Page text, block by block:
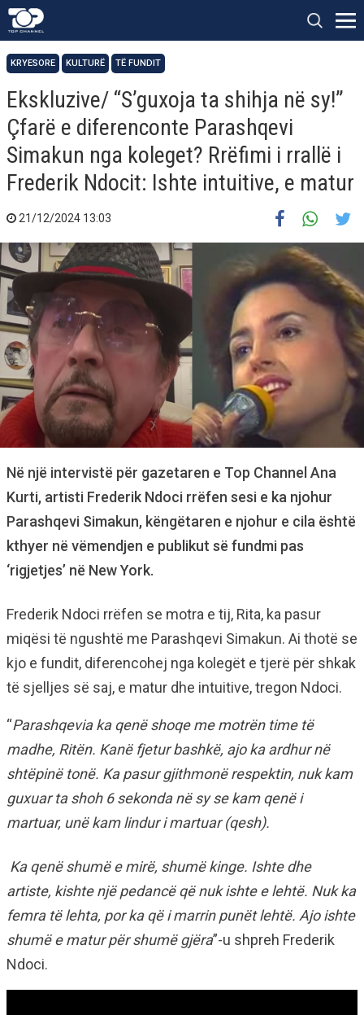
KRYESORE KULTURË TË FUNDIT
Ekskluzive/ “S’guxoja ta shihja në sy!”
Çfarë e diferenconte Parashqevi
Simakun nga koleget? Rrëfimi i rrallë i
Frederik Ndocit: Ishte intuitive, e matur
21/12/2024 13:03
Në një intervistë për gazetaren e Top Channel Ana
Kurti, artisti Frederik Ndoci rrëfen sesi e ka njohur
Parashqevi Simakun, këngëtaren e njohur e cila është
kthyer në vëmendjen e publikut së fundmi pas
‘rigjetjes’ në New York.
Frederik Ndoci rrëfen se motra e tij, Rita, ka pasur
miqësi të ngushtë me Parashqevi Simakun. Ai thotë se
kjo e fundit, diferencohej nga kolegët e tjerë për shkak
të sjelljes së saj, e matur dhe intuitive, tregon Ndoci.
“Parashqevia ka qenë shoqe me motrën time të
madhe, Ritën. Kanë fjetur bashkë, ajo ka ardhur në
shtëpinë tonë. Ka pasur gjithmonë respektin, nuk kam
guxuar ta shoh 6 sekonda në sy se kam qenë i
martuar, unë kam lindur i martuar (qesh).
Ka qenë shumë e mirë, shumë kinge. Ishte dhe
artiste, kishte një pedancë që nuk ishte e lehtë. Nuk ka
femra të lehta, por ka që i marrin punët lehtë. Ajo ishte
shumë e matur për shumë gjëra”-u shpreh Frederik
Ndoci.